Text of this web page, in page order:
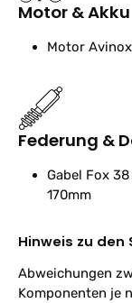
Motor & Akku
Motor
Federung &
Gabel Fox
170mm
Hinweis zu den
Abweichungen
Komponenten je